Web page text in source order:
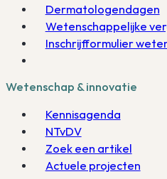
Dermatologendagen
Wetenschappelijke
Inschrijfformulier
Wetenschap & innovatie
Kennisagenda
NTvDV
Zoek een artikel
Actuele projecten